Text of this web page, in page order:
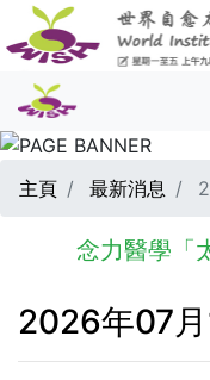
主頁 最新消息
念力醫學「
2026年07